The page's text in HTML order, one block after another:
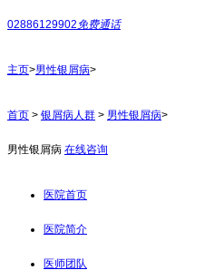
02886129902 免费通话
主页>男性银屑病>
首页 > 银屑病人群 > 男性银屑病>
男性银屑病 在线咨询
医院首页
医院简介
医师团队